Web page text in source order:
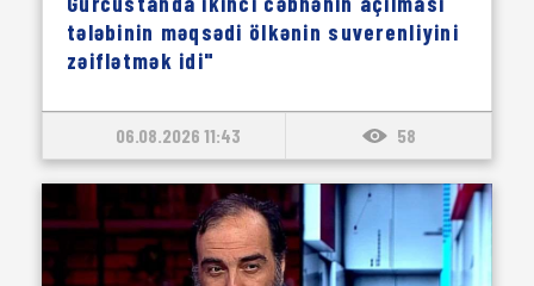
tələbinin məqsədi ölkənin suverenliyini
zəiflətmək idi"
06.08.2026 11:43 58